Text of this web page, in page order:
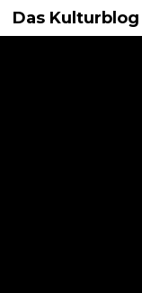
Das Kulturblog